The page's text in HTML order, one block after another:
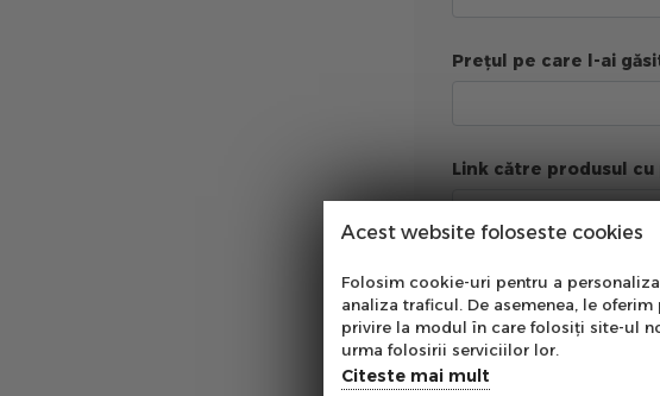
Prețul pe care l-ai
Link către produsul
Comentarii
Acest website foloseste cookies
Folosim cookie-uri pentru a
analiza traficul. De asemenea, le
privire la modul în care folosiți site-ul
urma folosirii serviciilor lor.
Citeste mai mult
Abonare
Abonează-te la
pentru a primi